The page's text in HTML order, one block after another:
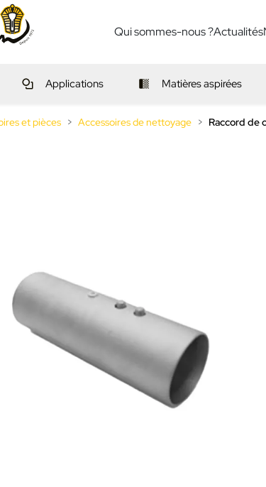
Qui sommes-nous ?Actualités
Applications Matières aspirées
et pièces Accessoires de nettoyage Raccord de